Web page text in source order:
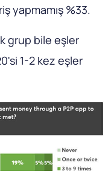
yapmamış %33.
grup bile eşler
1-2 kez eşler